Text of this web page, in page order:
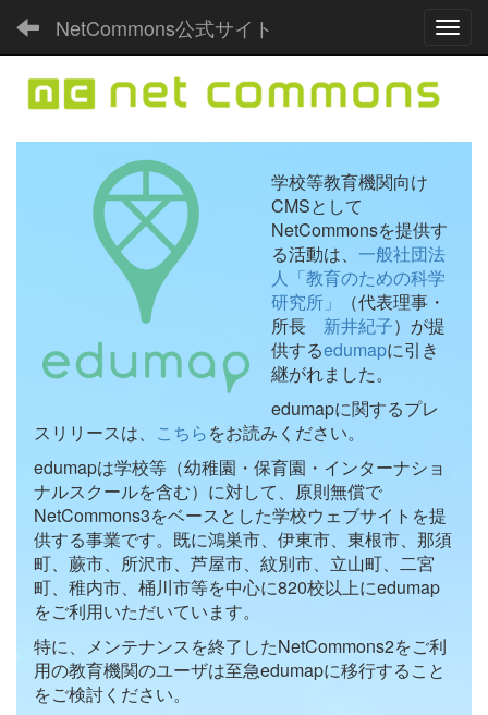
NetCommons公式サイト
学校等教育機関向け
CMSとして
NetCommonsを提供す
る活動は、 一般社団法
人「教育のための科学
研究所」
（代表理事・
所長 新井紀子）が提
供するedumapに引き
継がれました。
edumapに関するプレ
スリリースは、 こちらをお読みください。
edumapは学校等（幼稚園・保育園・インターナショ
ナルスクールを含む）に対して、原則無償で
NetCommons3をベースとした学校ウェブサイトを提
供する事業です。既に鴻巣市、伊東市、東根市、那須
町、蕨市、所沢市、芦屋市、紋別市、立山町、二宮
町、稚内市、桶川市等を中心に820校以上にedumap
をご利用いただいています。
特に、メンテナンスを終了したNetCommons2をご利
用の教育機関のユーザは至急edumapに移行すること
をご検討ください。